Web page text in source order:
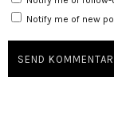
Notify me of new